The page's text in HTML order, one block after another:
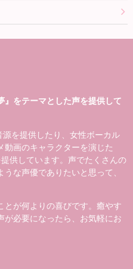
』をテーマとした声を提供して
を提供したり、女性ボーカル
画のキャラクターを演じた
供しています。声でたくさんの
な声優でありたいと思って、
とが何よりの喜びです。癒やす
が必要になったら、お気軽にお